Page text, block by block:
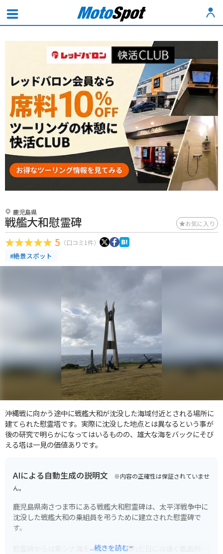
鹿児島県
戦艦大和慰霊碑 お気に入り
5 （口コミ1件）
#絶景スポット
沖縄戦に向かう途中に戦艦大和が沈没した海域付近とされる場所に
建てられた慰霊塔です。実際に沈没した地点とは異なるという事が
後の研究で明らかになってはいるものの、雄大な海をバックにそび
える塔は一見の価値ありです。
AIによる自動生成の説明文 ※内容の正確性は保証されていませ
ん。
鹿児島県南さつま市にある戦艦大和慰霊碑は、太平洋戦争中に
沈没した戦艦大和の乗組員を弔うために建立された慰霊碑で
す。
慰霊碑からは東シナ海を一望でき、晴れた日には遠く甑島列島
...続きを読む